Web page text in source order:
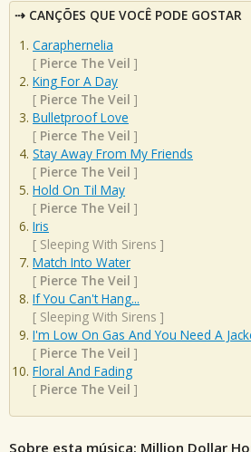
CANÇÕES QUE VOCÊ PODE GOSTAR
Caraphernelia
[ Pierce The Veil ]
King For A Day
[ Pierce The Veil ]
Bulletproof Love
[ Pierce The Veil ]
Stay Away From My Friends
[ Pierce The Veil ]
Hold On Til May
[ Pierce The Veil ]
Iris
[ Sleeping With Sirens ]
Match Into Water
[ Pierce The Veil ]
If You Can't Hang...
[ Sleeping With Sirens ]
I'm Low On Gas And You Need A
[ Pierce The Veil ]
Floral And Fading
[ Pierce The Veil ]
Sobre esta música: Million Dollar